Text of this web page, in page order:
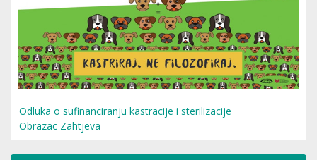
Odluka o sufinanciranju kastracije i sterilizacije
Obrazac Zahtjeva